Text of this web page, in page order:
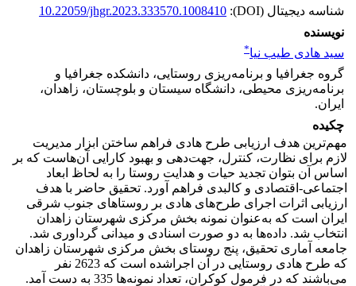
شناسه دیجیتال (DOI):
10.22059/jhgr.2023.333570.1008410
نویسنده
سید هادی طیب نیا*
گروه جغرافیا و برنامه‌ریزی روستایی، دانشکده جغرافیا و
برنامه‌ریزی محیطی، دانشگاه سیستان و بلوچستان، زاهدان،
ایران.
چکیده
مهم‌ترین هدف ارزیابی طرح هادی فراهم ساختن ابزار مدیریت
لازم برای نظارت، کنترل، جهت‌دهی و بهبود کارایی آن‌هاست که بر
اساس آن بتوان تجدید حیات و هدایت روستا را به لحاظ ابعاد
اجتماعی-اقتصادی و کالبدی فراهم آورد. تحقیق حاضر با هدف
ارزیابی اثرات اجرای طرح‌های هادی بر روستاهای جنوب شرقی
ایران است که به‌عنوان نمونه بخش مرکزی شهرستان زاهدان
انتخاب شد. داده‌ها به دو صورت اسنادی و میدانی گرداوری شد.
جامعه آماری تحقیق، پنج روستای بخش مرکزی شهرستان زاهدان
که طرح هادی روستایی در آن اجراشده است که 2623 نفر
می‌باشند که در فرمول کوکران، تعداد نمونه‌ها 335 به دست آمد.